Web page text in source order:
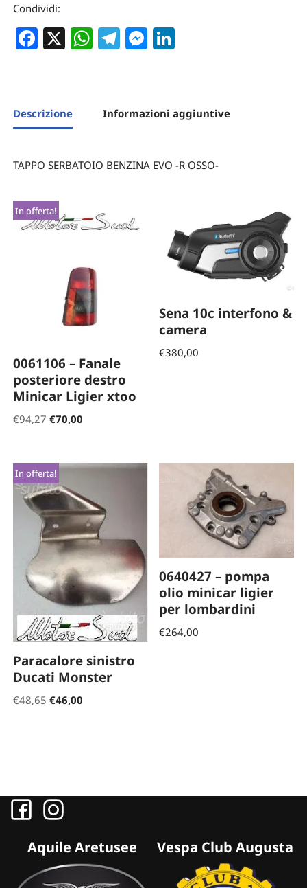
Condividi:
Facebook
X WhatsApp
Telegram
Messenger
Descrizione Informazioni aggiuntive
TAPPO SERBATOIO BENZINA EVO -R OSSO-
In offerta!
0061106 – Fanale
posteriore destro
Minicar Ligier xtoo
€94,27 €70,00
Sena 10c interfono &
camera
€380,00
In offerta!
Paracalore sinistro
Ducati Monster
€48,65 €46,00
0640427 – pompa
olio minicar ligier
per lombardini
€264,00
Aquile Aretusee Vespa Club Augusta